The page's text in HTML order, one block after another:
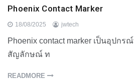
Phoenix Contact Marker
18/08/2025 jwtech
Phoenix contact marker เป็นอุปก
สัญลักษณ์ ท
READMORE